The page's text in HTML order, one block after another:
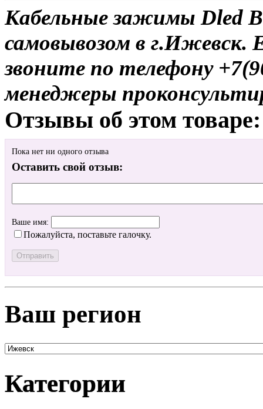
Кабельные зажимы Dled
самовывозом в г.Ижевск.
звоните по телефону
менеджеры
Отзывы об этом товаре:
Пока нет ни одного отзыва
Оставить свой отзыв:
Ваше имя:
Пожалуйста, поставьте галочку.
Ваш регион
Категории